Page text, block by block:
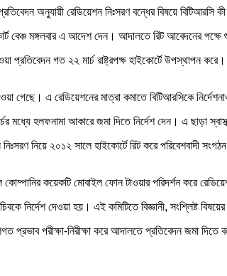
অনুযায়ী রেডিয়েশন নিঃসরণ বন্ধের বিষয়ে
বেঞ্চ মঙ্গলবার এ আদেশ দেন। আদালতে রিট আবেদনের
প্রতিবেদন গত ২২ মার্চ রাষ্ট্রপক্ষ হাইকোর্টে উপস্থাপন
গেছে। এ রেডিয়েশনের মাত্রা কমাতে বিটিআরসিকে
মধ্যে হলফনামা আকারে জমা দিতে নির্দেশ দেন। এ ছাড়া
নিয়ে ২০১২ সালে হাইকোর্টে রিট করে পরিবেশবাদী
কয়েকটি মোবাইল ফোন টাওয়ার পরিদর্শন করে
নির্দেশ দেওয়া হয়। এই কমিটিতে বিজ্ঞানী, সংশ্লিষ্ট
প্রভাব পরীক্ষা-নিরীক্ষা করে আদালতে প্রতিবেদন জমা